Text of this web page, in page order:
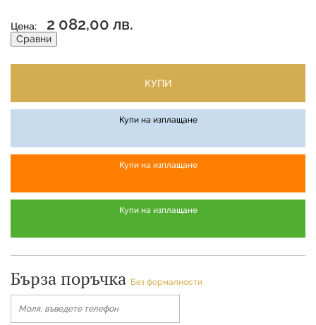
Цена: 2 082,00 лв.
Сравни
КУПИ
Купи на изплащане
Купи на изплащане
Купи на изплащане
Бърза поръчка Без формалности